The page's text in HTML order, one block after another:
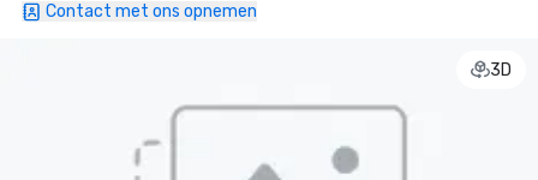
Contact met ons opnemen
3D